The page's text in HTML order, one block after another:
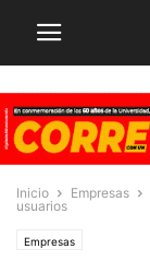
Inicio Empresas
usuarios
Empresas